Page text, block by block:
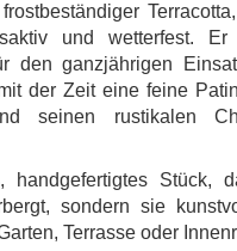
und wetterfest.
den ganzjährigen
der Zeit eine feine
seinen rustikalen
handgefertigtes Stück,
sondern sie
Terrasse oder